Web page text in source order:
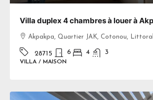
Villa duplex 4 chambres à louer à
Akpakpa, Quartier JAK, Cotonou,
28715 6 4 3
VILLA / MAISON